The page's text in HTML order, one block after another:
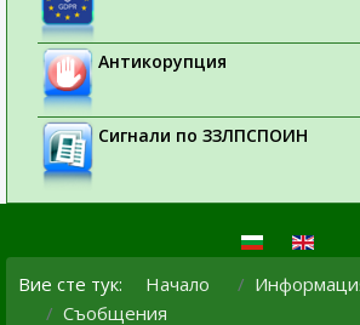
Антикорупция
Сигнали по ЗЗЛПСПОИН
Вие сте тук: Начало
Съобщения